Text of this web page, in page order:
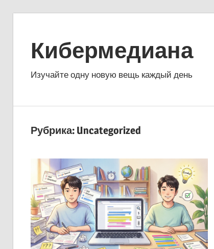
содержимому
Кибермедиана
Изучайте одну новую вещь каждый день
Рубрика: Uncategorized